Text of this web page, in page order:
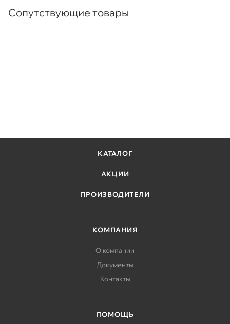
Сопутствующие товары
КАТАЛОГ
АКЦИИ
ПРОИЗВОДИТЕЛИ
КОМПАНИЯ
О компании
Документы
Контакты
ПОМОЩЬ